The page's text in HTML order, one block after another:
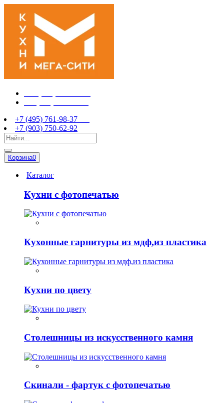
+7 (495) 761-98-37
+7 (903) 750-62-92
Корзина0
Каталог
Кухни с фотопечатью
Кухонные гарнитуры из мдф,из пластика
Кухни по цвету
Столешницы из искусственного камня
Скинали - фартук с фотопечатью